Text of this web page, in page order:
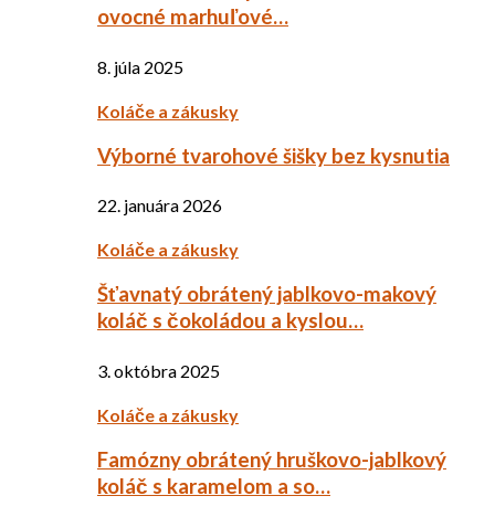
ovocné marhuľové…
8. júla 2025
Koláče a zákusky
Výborné tvarohové šišky bez kysnutia
22. januára 2026
Koláče a zákusky
Šťavnatý obrátený jablkovo-makový
koláč s čokoládou a kyslou…
3. októbra 2025
Koláče a zákusky
Famózny obrátený hruškovo-jablkový
koláč s karamelom a so…